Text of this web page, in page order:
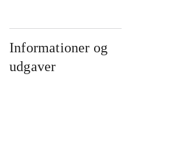
Informationer og
udgaver